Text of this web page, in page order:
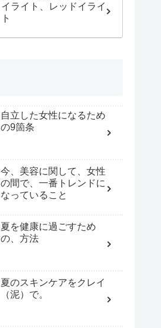
イライト、レッドイライ
ト
自立した女性になるため
の9箇条
今、美容に関して、女性
の間で、一番トレンドに
なっていること
夏を健康に過ごすため
の、方法
夏のスキンケアをクレイ
（泥）で。